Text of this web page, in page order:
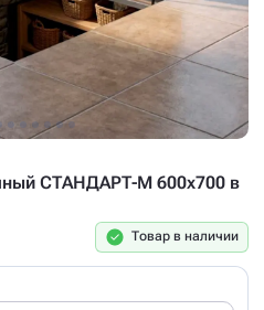
СТАНДАРТ-М 600x700 в
Товар в наличии